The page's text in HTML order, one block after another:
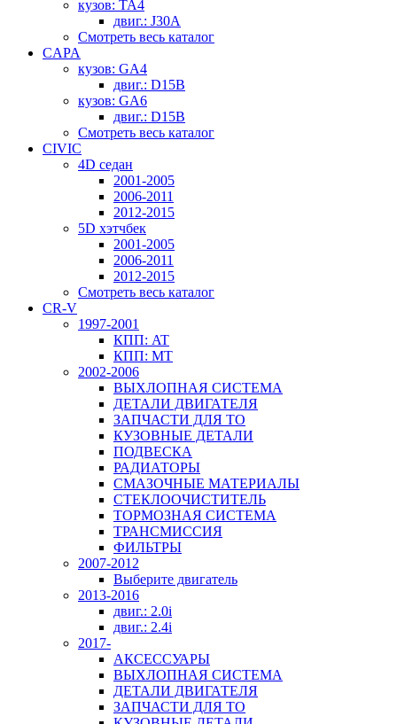
кузов: TA4
двиг.: J30A
Смотреть весь каталог
CAPA
кузов: GA4
двиг.: D15B
кузов: GA6
двиг.: D15B
Смотреть весь каталог
CIVIC
4D седан
2001-2005
2006-2011
2012-2015
5D хэтчбек
2001-2005
2006-2011
2012-2015
Смотреть весь каталог
CR-V
1997-2001
КПП: AT
КПП: MT
2002-2006
ВЫХЛОПНАЯ СИСТЕМА
ДЕТАЛИ ДВИГАТЕЛЯ
ЗАПЧАСТИ ДЛЯ ТО
КУЗОВНЫЕ ДЕТАЛИ
ПОДВЕСКА
РАДИАТОРЫ
СМАЗОЧНЫЕ МАТЕРИАЛЫ
СТЕКЛООЧИСТИТЕЛЬ
ТОРМОЗНАЯ СИСТЕМА
ТРАНСМИССИЯ
ФИЛЬТРЫ
2007-2012
Выберите двигатель
2013-2016
двиг.: 2.0i
двиг.: 2.4i
2017-
АКСЕССУАРЫ
ВЫХЛОПНАЯ СИСТЕМА
ДЕТАЛИ ДВИГАТЕЛЯ
ЗАПЧАСТИ ДЛЯ ТО